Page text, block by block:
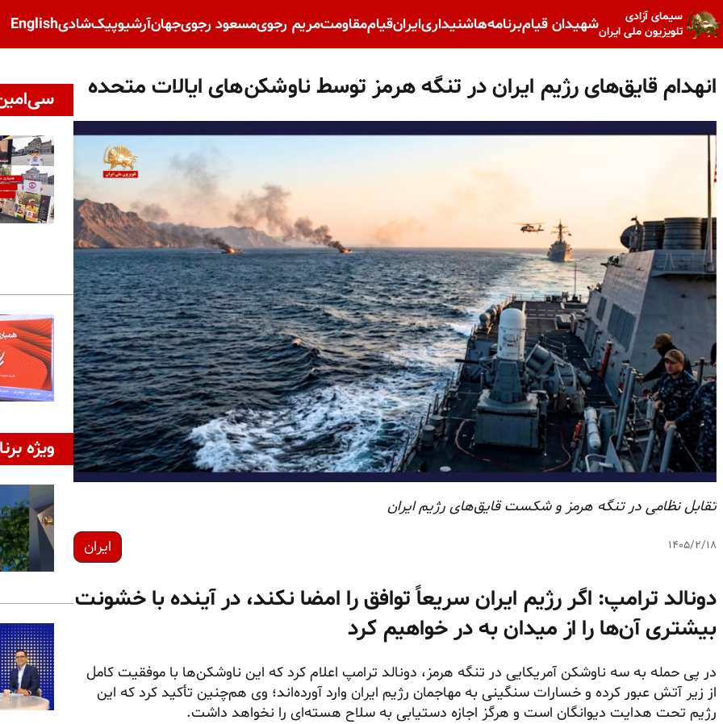
سیمای آزادی
تلویزیون ملی ایرانشهیدان قیامبرنامه‌هاشنیداریایرانقیاممقاومتمریم رجویمسعود رجویجهانآرشیوپیک‌شادیEnglish
انهدام قایق‌های رژیم ایران در تنگه هرمز توسط ناوشکن‌های ایالات متحده
تقابل نظامی در تنگه هرمز و شکست قایق‌های رژیم ایران
۱۴۰۵/۲/۱۸ ایران
دونالد ترامپ: اگر رژیم ایران سریعاً توافق را امضا نکند، در آینده با خشونت
بیشتری آن‌ها را از میدان به در خواهیم کرد
در پی حمله به سه ناوشکن آمریکایی در تنگه هرمز، دونالد ترامپ اعلام کرد که این ناوشکن‌ها با موفقیت کامل
از زیر آتش عبور کرده و خسارات سنگینی به مهاجمان رژیم ایران وارد آورده‌اند؛ وی هم‌چنین تأکید کرد که این
رژیم تحت هدایت دیوانگان است و هرگز اجازه دستیابی به سلاح هسته‌ای را نخواهد داشت.
ویژه